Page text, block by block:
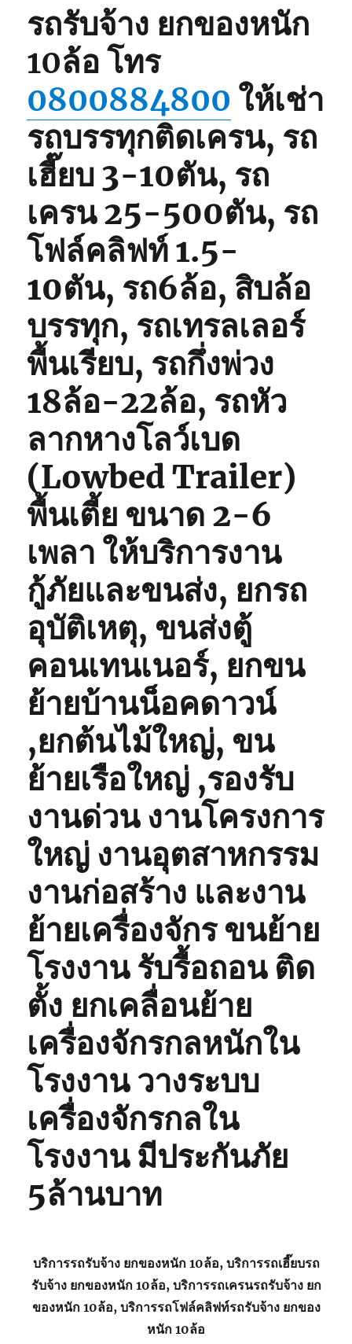
0825566214,
080062848
รถรับจ้าง ยกของหนัก
10ล้อ โทร
0800884800 ให้เช่า
รถบรรทุกติดเครน, รถ
เฮี๊ยบ 3-10ตัน, รถ
เครน 25-500ตัน, รถ
โฟล์คลิฟท์ 1.5-
10ตัน, รถ6ล้อ, สิบล้อ
บรรทุก, รถเทรลเลอร์
พื้นเรียบ, รถกึ่งพ่วง
18ล้อ-22ล้อ, รถหัว
ลากหางโลว์เบด
(Lowbed Trailer)
พื้นเตี้ย ขนาด 2-6
เพลา ให้บริการงาน
กู้ภัยและขนส่ง, ยกรถ
อุบัติเหตุ, ขนส่งตู้
คอนเทนเนอร์, ยกขน
ย้ายบ้านน็อคดาวน์
,ยกต้นไม้ใหญ่, ขน
ย้ายเรือใหญ่ ,รองรับ
งานด่วน งานโครงการ
ใหญ่ งานอุตสาหกรรม
งานก่อสร้าง และงาน
ย้ายเครื่องจักร ขนย้าย
โรงงาน รับรื้อถอน ติด
ตั้ง ยกเคลื่อนย้าย
เครื่องจักรกลหนักใน
โรงงาน วางระบบ
เครื่องจักรกลใน
โรงงาน มีประกันภัย
5ล้านบาท
บริการรถรับจ้าง ยกของหนัก 10ล้อ, บริการรถเฮี๊ยบรถ
รับจ้าง ยกของหนัก 10ล้อ, บริการรถเครนรถรับจ้าง ยก
ของหนัก 10ล้อ, บริการรถโฟล์คลิฟท์รถรับจ้าง ยกของ
หนัก 10ล้อ